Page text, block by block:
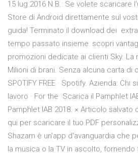
15 lug 2016 N.B.: Se volete scaricare
Store di Android direttamente sul
guida! Terminato il download dei
tempo passato insieme: scopri
promozioni dedicate ai clienti Sky. La
Milioni di brani. Senza alcuna carta di
SPOTIFY FREE · Spotify. Azienda: Chi
lavoro · For the Scarica il Pamphlet
Pamphlet IAB 2018. × Articolo
qui per scaricare il tuo PDF
Shazam è un'app d'avanguardia che
la musica o la TV in ascolto,